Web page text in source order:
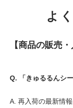
よ
【商品の販売
Q. 「きゅるるんシ
A. 再入荷の最新情